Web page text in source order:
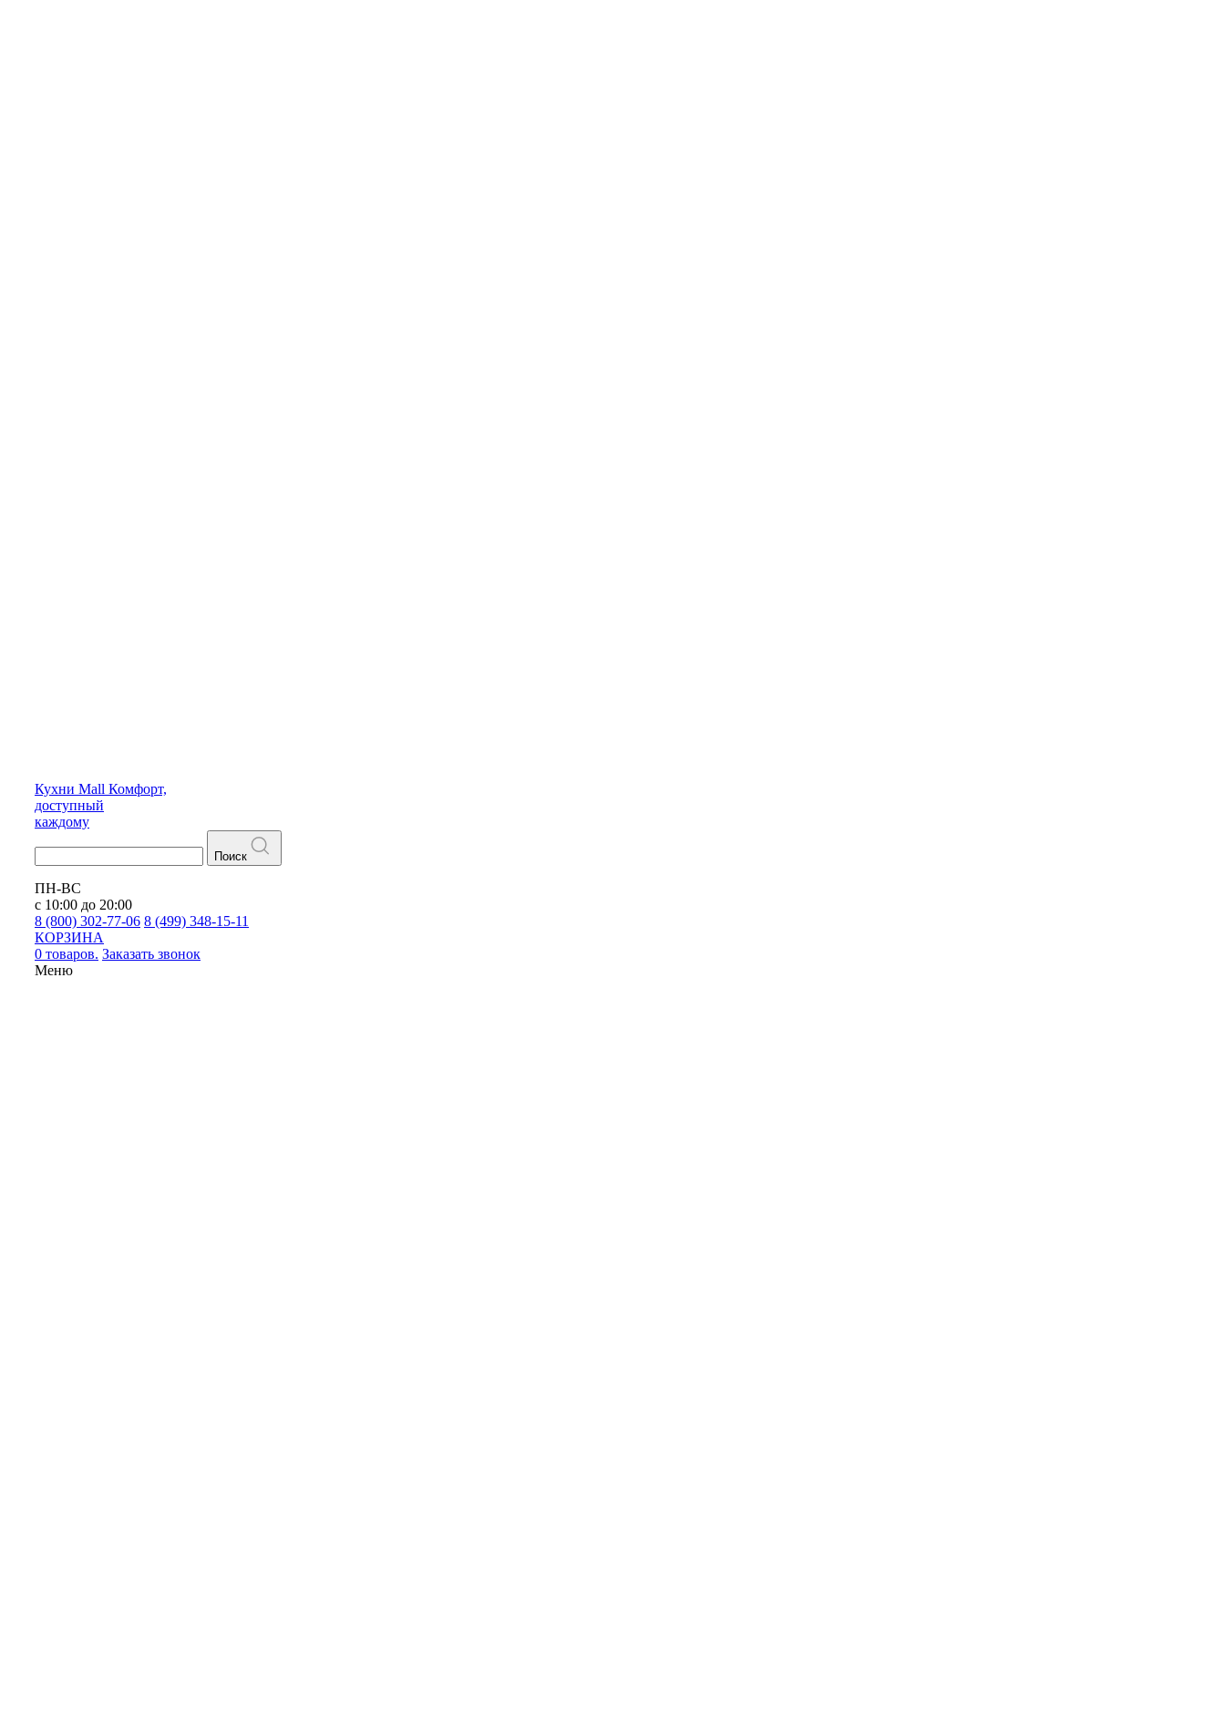
Кухни Mall Комфорт,
доступный
каждому
Поиск
ПН-ВС
с 10:00 до 20:00
8 (800) 302-77-06 8 (499) 348-15-11
КОРЗИНА
0 товаров. Заказать звонок
Меню